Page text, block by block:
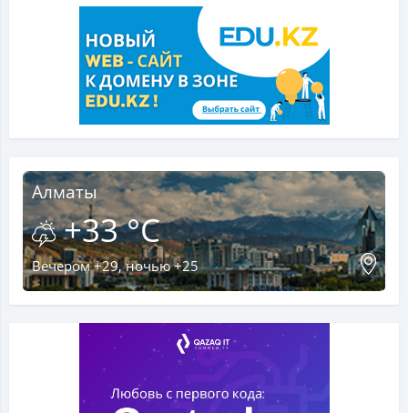
Алматы
+33 °C
Вечером +29, ночью +25